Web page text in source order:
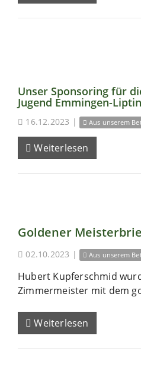
Unser Sponsoring für
Jugend Emmingen-
16.12.2023 | Aus unserem
Weiterlesen
Goldener
02.10.2023 | Aus unserem
Hubert Kupferschmid
Zimmermeister mit dem
Weiterlesen